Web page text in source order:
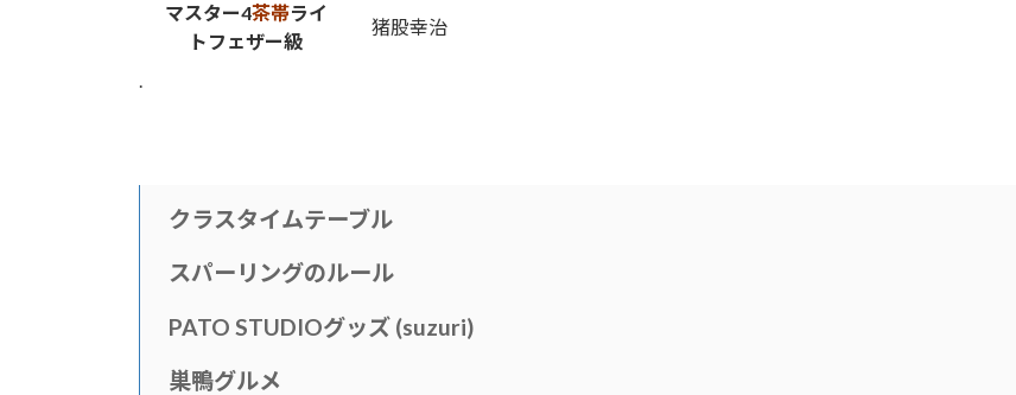
マスター4茶帯ライ
トフェザー級
猪股幸治
.
クラスタイムテーブル
スパーリングのルール
PATO STUDIOグッズ (suzuri)
巣鴨グルメ